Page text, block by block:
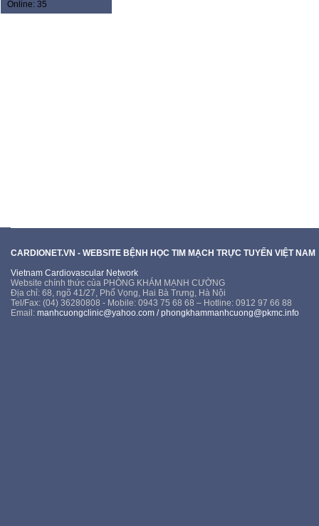
Online: 35
CARDIONET.VN - WEBSITE BỆNH HỌC TIM MẠCH TRỰC TUYẾN VIỆT NAM
Vietnam Cardiovascular Network
Website chính thức của PHÒNG KHÁM MẠNH CƯỜNG
Địa chỉ: 68, ngõ 41/27, Phố Vọng, Hai Bà Trưng, Hà Nội
Tel/Fax: (04) 36280808 - Mobile: 0943 75 68 68 – Hotline: 0912 97 66 88
Email: manhcuongclinic@yahoo.com /phongkhammanhcuong@pkmc.info